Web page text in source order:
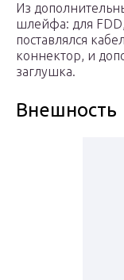
Из
шлейфа: для
поставлялся
коннектор, и
заглушка.
Внешность